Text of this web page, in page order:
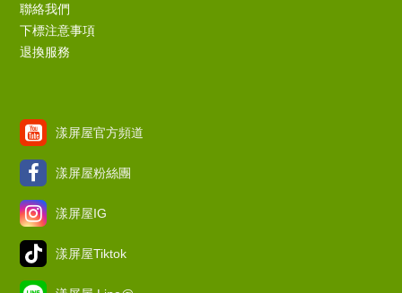
聯絡我們
下標注意事項
退換服務
漾屏屋官方頻道
漾屏屋粉絲團
漾屏屋IG
漾屏屋Tiktok